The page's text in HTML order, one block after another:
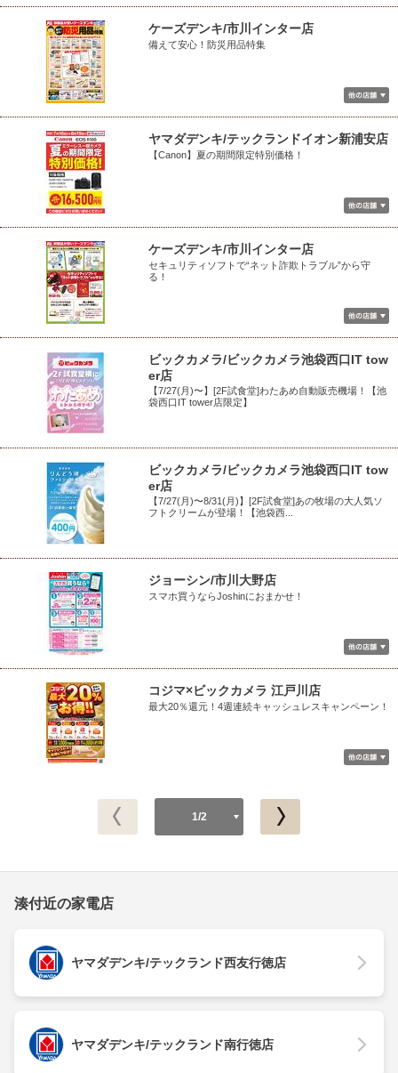
ケーズデンキ/市川インター店
備えて安心！防災用品特集
ヤマダデンキ/テックランドイオン新浦安店
【Canon】夏の期間限定特別価格！
ケーズデンキ/市川インター店
セキュリティソフトで“ネット詐欺トラブル”から守
る！
ビックカメラ/ビックカメラ池袋西口IT tow
er店
【7/27(月)〜】[2F試食堂]わたあめ自動販売機場！【池
袋西口IT tower店限定】
ビックカメラ/ビックカメラ池袋西口IT tow
er店
【7/27(月)〜8/31(月)】[2F試食堂]あの牧場の大人気ソ
フトクリームが登場！【池袋西...
ジョーシン/市川大野店
スマホ買うならJoshinにおまかせ！
コジマ×ビックカメラ 江戸川店
最大20％還元！4週連続キャッシュレスキャンペーン！
1/2
湊付近の家電店
ヤマダデンキ/テックランド西友行徳店
ヤマダデンキ/テックランド南行徳店